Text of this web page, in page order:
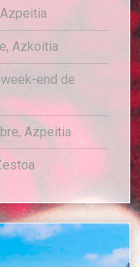
Azkoitia
week-end de
Azpeitia